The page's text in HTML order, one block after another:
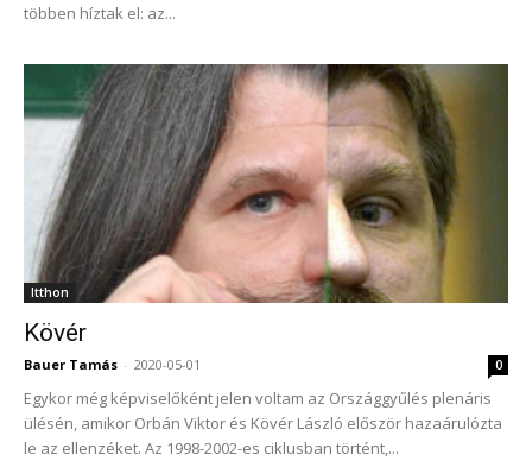
többen híztak el: az...
Itthon
Kövér
Bauer Tamás - 2020-05-01 0
Egykor még képviselőként jelen voltam az Országgyűlés plenáris
ülésén, amikor Orbán Viktor és Kövér László először hazaárulózta
le az ellenzéket. Az 1998-2002-es ciklusban történt,...